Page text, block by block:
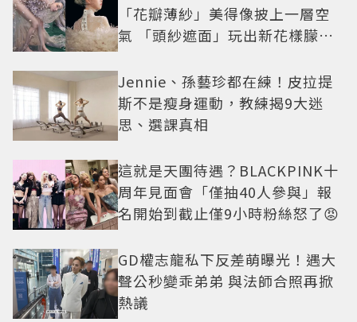
「花瓣薄紗」美得像披上一層空
氣 「頭紗遮面」玩出新花樣朦朧
Jennie、孫藝珍都在練！皮拉提
斯不是瘦身運動，教練揭9大迷
思、選課真相
這就是天團待遇？BLACKPINK十
周年見面會「僅抽40人參與」報
名開始到截止僅9小時粉絲怒了😡
GD權志龍私下反差萌曝光！遇大
聲公秒變乖弟弟 與法師合照再掀
熱議